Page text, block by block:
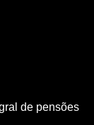
de pensões